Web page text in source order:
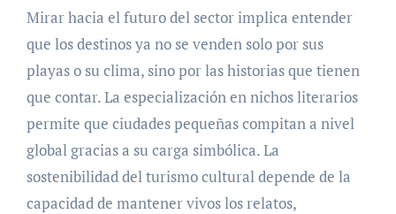
Mirar hacia el futuro del sector implica entender
que los destinos ya no se venden solo por sus
playas o su clima, sino por las historias que tienen
que contar. La especialización en nichos literarios
permite que ciudades pequeñas compitan a nivel
global gracias a su carga simbólica. La
sostenibilidad del turismo cultural depende de la
capacidad de mantener vivos los relatos,